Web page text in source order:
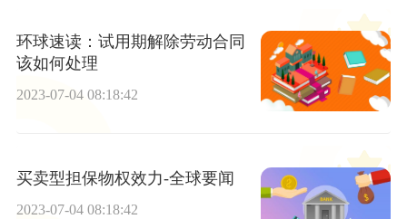
环球速读：试用期解除劳动合同
该如何处理
2023-07-04 08:18:42
买卖型担保物权效力-全球要闻
2023-07-04 08:18:42